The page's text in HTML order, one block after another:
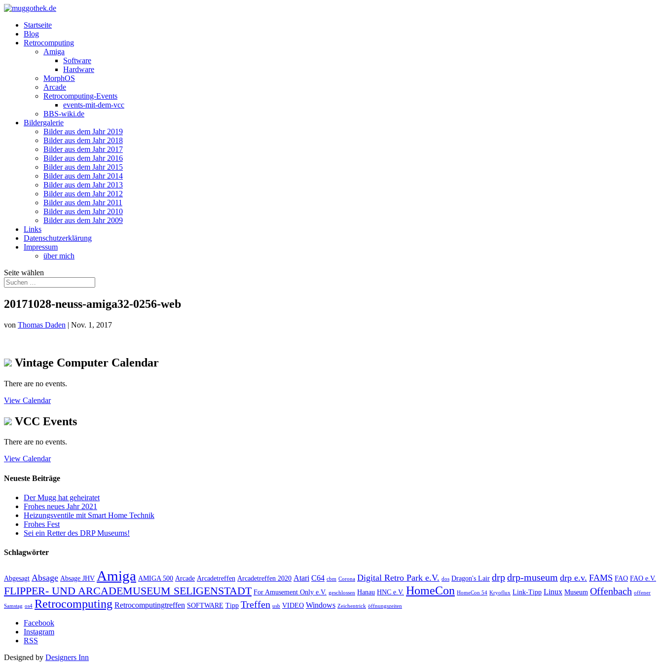
Startseite
Blog
Retrocomputing
Amiga
Software
Hardware
MorphOS
Arcade
Retrocomputing-Events
events-mit-dem-vcc
BBS-wiki.de
Bildergalerie
Bilder aus dem Jahr 2019
Bilder aus dem Jahr 2018
Bilder aus dem Jahr 2017
Bilder aus dem Jahr 2016
Bilder aus dem Jahr 2015
Bilder aus dem Jahr 2014
Bilder aus dem Jahr 2013
Bilder aus dem Jahr 2012
Bilder aus dem Jahr 2011
Bilder aus dem Jahr 2010
Bilder aus dem Jahr 2009
Links
Datenschutzerklärung
Impressum
über mich
Seite wählen
20171028-neuss-amiga32-0256-web
von Thomas Daden | Nov. 1, 2017
Vintage Computer Calendar
There are no events.
View Calendar
VCC Events
There are no events.
View Calendar
Neueste Beiträge
Der Mugg hat geheiratet
Frohes neues Jahr 2021
Heizungsventile mit Smart Home Technik
Frohes Fest
Sei ein Retter des DRP Museums!
Schlagwörter
Abgesagt Absage Absage JHV Amiga AMIGA 500 Arcade Arcadetreffen Arcadetreffen 2020 Atari C64 cbm Corona Digital Retro Park e.V. dos Dragon's Lair drpdrp-museum drp e.v. FAMS FAO FAO e.V.
FLIPPER- UND ARCADEMUSEUM SELIGENSTADT For Amusement Only e.V. geschlossen Hanau HNC e.V. HomeCon HomeCon 54 Kryoflux Link-Tipp Linux Museum Offenbach offener
Samstag os4 Retrocomputing Retrocomputingtreffen SOFTWARE Tipp Treffen usb VIDEO Windows Zeichentrick öffnungszeiten
Facebook
Instagram
RSS
Designed by Designers Inn